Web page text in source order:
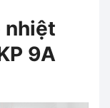
nhiệt
9A